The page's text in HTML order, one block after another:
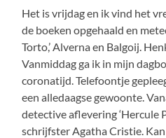
Het is vrijdag en ik vind het
de boeken opgehaald en
Torto,’ Alverna en Balgoij.
Vanmiddag ga ik in mijn
coronatijd. Telefoontje
een alledaagse gewoonte.
detective aflevering ‘Hercule
schrijfster Agatha Cristie.